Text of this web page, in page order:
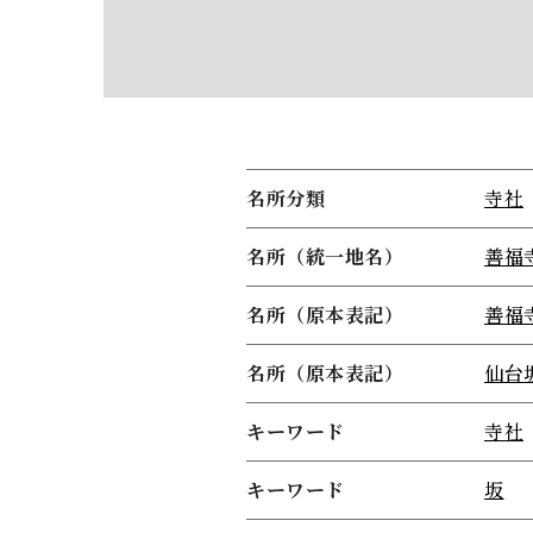
名所分類 寺社
名所（統一地名） 善福
名所（原本表記） 善福
名所（原本表記） 仙台
キーワード 寺社
キーワード 坂